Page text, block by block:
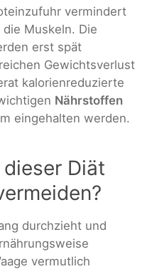
vermindert
Muskeln. Die
erst spät
Gewichtsverlust
kalorienreduzierte
Nährstoffen
eingehalten werden.
Diät
durchzieht und
vermutlich